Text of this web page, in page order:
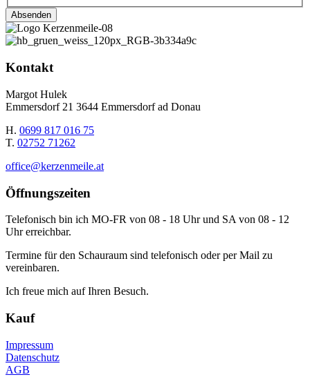
Kontakt
Margot Hulek
Emmersdorf 21 3644 Emmersdorf ad Donau
H. 0699 817 016 75
T. 02752 71262
office@kerzenmeile.at
Öffnungszeiten
Telefonisch bin ich MO-FR von 08 - 18 Uhr und SA von 08 - 12
Uhr erreichbar.
Termine für den Schauraum sind telefonisch oder per Mail zu
vereinbaren.
Ich freue mich auf Ihren Besuch.
Kauf
Impressum
Datenschutz
AGB